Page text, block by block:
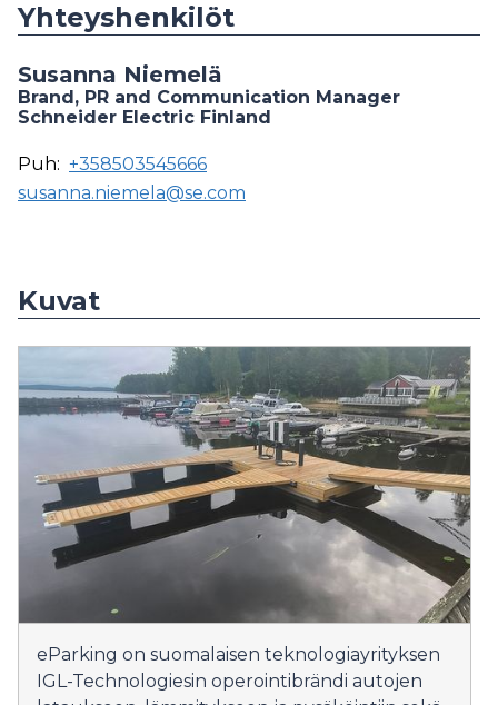
Yhteyshenkilöt
Susanna Niemelä
Brand, PR and Communication Manager
Schneider Electric Finland
Puh: +358503545666
susanna.niemela@se.com
Kuvat
eParking on suomalaisen teknologiayrityksen
IGL-Technologiesin operointibrändi autojen